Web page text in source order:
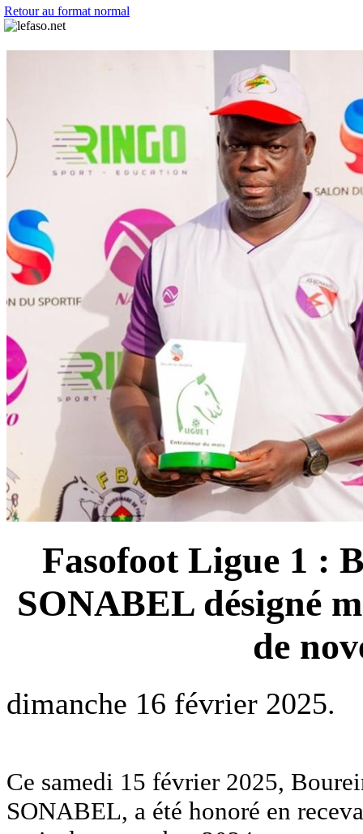
Retour au format normal
Fasofoot Ligue 1 :
SONABEL désigné
de
dimanche 16 février 2025.
Ce samedi 15 février 2025,
SONABEL, a été honoré en